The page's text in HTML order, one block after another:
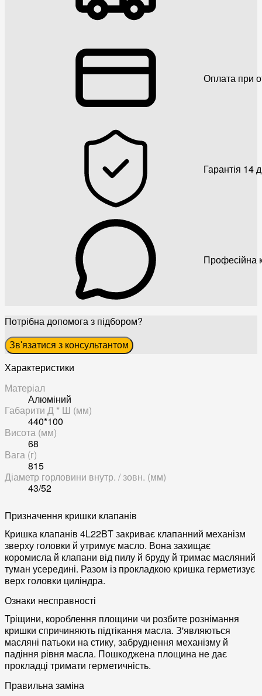
Оплата при
Гарантія 14
Професійна
Потрібна допомога з підбором?
Зв'язатися з консультантом
Характеристики
Матеріал
Алюміний
Габарити Д * Ш (мм)
440*100
Висота (мм)
68
Вага (г)
815
Діаметр горловини внутр. / зовн. (мм)
43/52
Призначення кришки клапанів
Кришка клапанів 4L22BT закриває клапанний механізм
зверху головки й утримує масло. Вона захищає
коромисла й клапани від пилу й бруду й тримає масляний
туман усередині. Разом із прокладкою кришка герметизує
верх головки циліндра.
Ознаки несправності
Тріщини, короблення площини чи розбите рознімання
кришки спричиняють підтікання масла. З'являються
масляні патьоки на стику, забруднення механізму й
падіння рівня масла. Пошкоджена площина не дає
прокладці тримати герметичність.
Правильна заміна